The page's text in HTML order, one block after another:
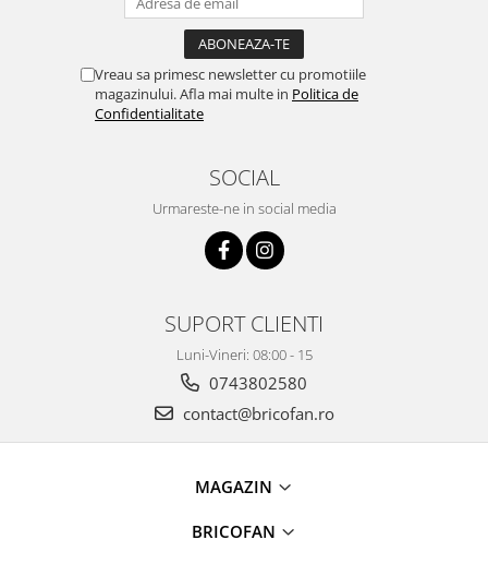
Masini de maturat manuale
Pentru Casa si Camping
Aragaze, plite, piese butelii de
Pirostrii si accesorii pentru gatit
Prelungitoare & cabluri electrice
Vreau sa primesc newsletter cu promotiile
magazinului. Afla mai multe in Politica de
Confidentialitate
SOCIAL
Urmareste-ne in social media
SUPORT CLIENTI
Luni-Vineri: 08:00 - 15
0743802580
contact@bricofan.ro
MAGAZIN
BRICOFAN